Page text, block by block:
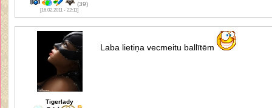
(39)
[16.02.2011 - 22:11]
Tigerlady
Laba lietiņa vecmeitu ballītēm